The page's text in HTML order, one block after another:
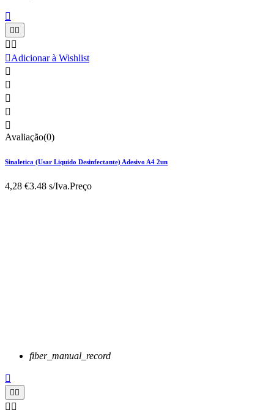

 
 
Adicionar à Wishlist





Avaliação(0)
Sinaletica (Usar Liquido Desinfectante) Adesivo A4 2un
4,28 €3.48 s/Iva.Preço
fiber_manual_record

 
 